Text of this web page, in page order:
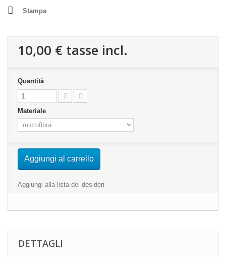
Stampa
10,00 € tasse incl.
Quantità
Materiale
Aggiungi al carrello
Aggiungi alla lista dei desideri
DETTAGLI